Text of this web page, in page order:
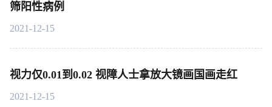
筛阳性病例
2021-12-15
视力仅0.01到0.02 视障人士拿放大镜画国画走红
2021-12-15